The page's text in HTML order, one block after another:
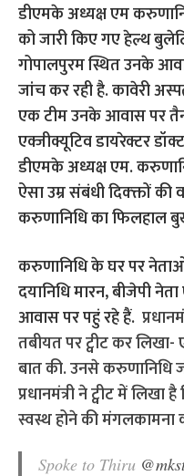
डीएमके अध्यक्ष एम
को जारी किए गए हेल्थ
गोपालपुरम स्थित उनके
जांच कर रही है. कावेरी
एक टीम उनके आवास पर
एक्जीक्यूटिव डायरेक्टर
डीएमके अध्यक्ष एम.
ऐसा उम्र संबंधी दिक्क्तों
करुणानिधि का फिलहाल
करुणानिधि के घर पर
दयानिधि मारन, बीजेपी
आवास पर पहुं रहे हैं.
तबीयत पर ट्वीट कर
बात की. उनसे करुणानिधि
प्रधानमंत्री ने ट्वीट में
स्वस्थ होने की मंगलकामना
Spoke to Thiru